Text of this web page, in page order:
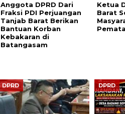
Anggota DPRD Dari
Fraksi PDI Perjuangan
Tanjab Barat Berikan
Bantuan Korban
Kebakaran di
Batangasam
Ketua
Barat
DPRD DPRD